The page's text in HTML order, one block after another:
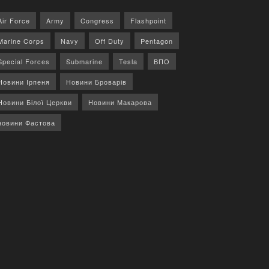
Force Army Congress Flashpoint
Corps Navy Off Duty Pentagon
Forces Submarine Tesla ВПО
Ірпеня Новини Броварів
Білої Церкви Новини Макарова
Фастова